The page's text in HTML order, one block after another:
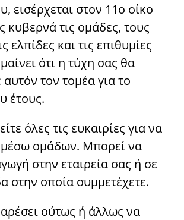
εισέρχεται στον 11ο οίκο
κυβερνά τις ομάδες, τους
ελπίδες και τις επιθυμίες
ότι η τύχη σας θα
αυτόν τον τομέα για το
έτους.
όλες τις ευκαιρίες για να
μέσω ομάδων. Μπορεί να
στην εταιρεία σας ή σε
στην οποία συμμετέχετε.
ούτως ή άλλως να